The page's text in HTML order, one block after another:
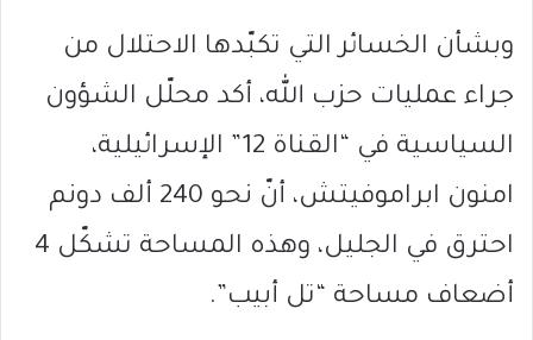
وبشأن الخسائر التي تكبّدها الاحتلال من
جراء عمليات حزب الله، أكد محلّل الشؤون
السياسية في “القناة 12” الإسرائيلية،
امنون ابراموفيتش، أنّ نحو 240 ألف دونم
احترق في الجليل، وهذه المساحة تشكّل 4
أضعاف مساحة “تل أبيب”.